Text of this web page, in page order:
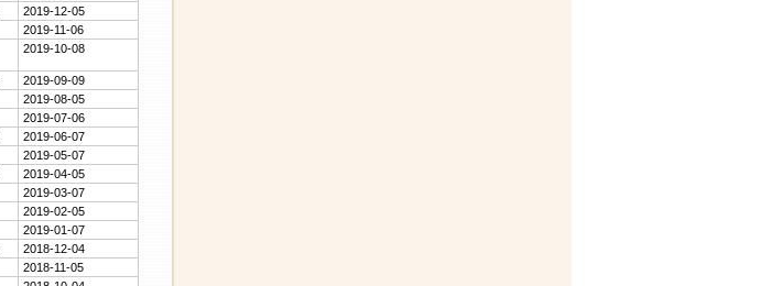
2019-12-05
2019-11-06
2019-10-08
2019-09-09
2019-08-05
2019-07-06
2019-06-07
2019-05-07
2019-04-05
2019-03-07
2019-02-05
2019-01-07
2018-12-04
2018-11-05